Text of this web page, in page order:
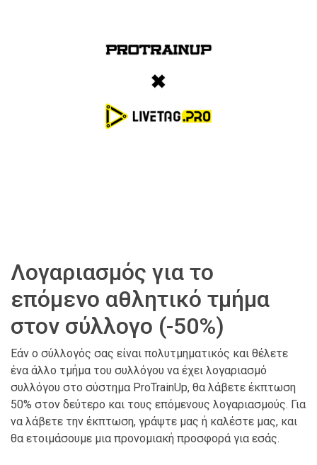
Λογαριασμός για το
επόμενο αθλητικό τμήμα
στον σύλλογο (-50%)
Εάν ο σύλλογός σας είναι πολυτμηματικός και θέλετε
ένα άλλο τμήμα του συλλόγου να έχει λογαριασμό
συλλόγου στο σύστημα ProTrainUp, θα λάβετε έκπτωση
50% στον δεύτερο και τους επόμενους λογαριασμούς. Για
να λάβετε την έκπτωση, γράψτε μας ή καλέστε μας, και
θα ετοιμάσουμε μια προνομιακή προσφορά για εσάς.